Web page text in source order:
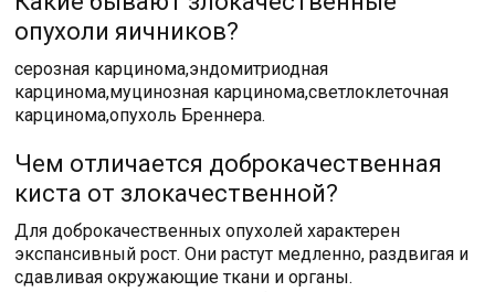
опухоли яичников?
серозная карцинома,эндомитриодная
карцинома,муцинозная карцинома,светлоклеточная
карцинома,опухоль Бреннера.
Чем отличается доброкачественная
киста от злокачественной?
Для доброкачественных опухолей характерен
экспансивный рост. Они растут медленно, раздвигая и
сдавливая окружающие ткани и органы.